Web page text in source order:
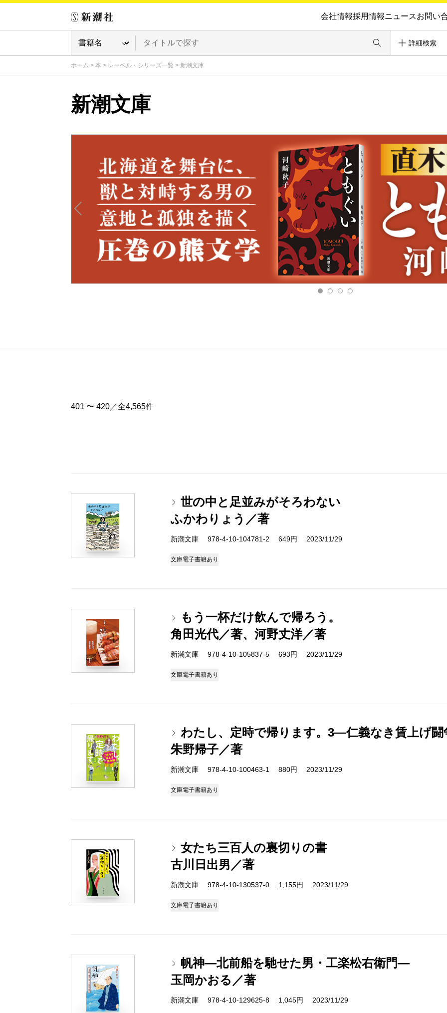
会社情報採用情報ニュースお問い
詳細検索
ホーム > 本 > レーベル・シリーズ一覧 > 新潮文庫
新潮文庫
401 〜 420／全4,565件
世の中と足並みがそろわない
ふかわりょう／著
新潮文庫 978-4-10-104781-2 649円 2023/11/29
文庫電子書籍あり
もう一杯だけ飲んで帰ろう。
角田光代／著、河野丈洋／著
新潮文庫 978-4-10-105837-5 693円 2023/11/29
文庫電子書籍あり
わたし、定時で帰ります。3―仁義なき賃上げ
朱野帰子／著
新潮文庫 978-4-10-100463-1 880円 2023/11/29
文庫電子書籍あり
女たち三百人の裏切りの書
古川日出男／著
新潮文庫 978-4-10-130537-0 1,155円 2023/11/29
文庫電子書籍あり
帆神―北前船を馳せた男・工楽松右衛門―
玉岡かおる／著
新潮文庫 978-4-10-129625-8 1,045円 2023/11/29